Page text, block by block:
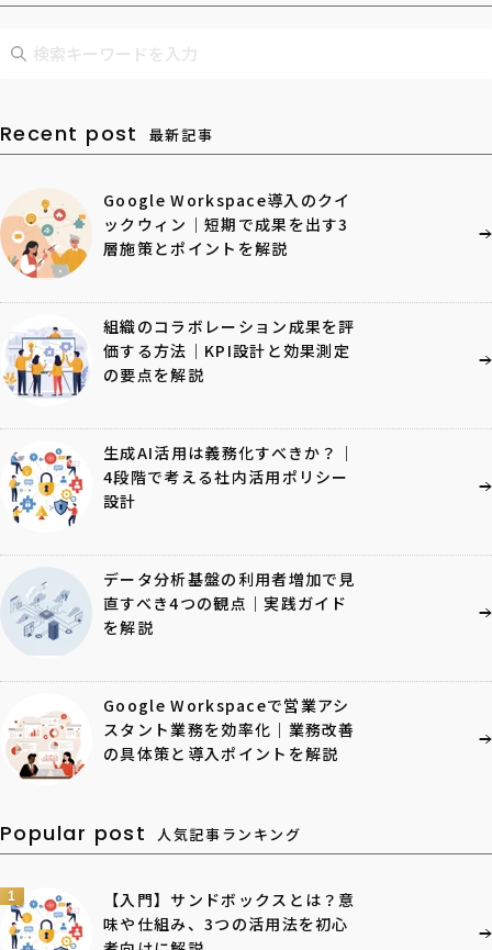
Recent post 最新記事
Google Workspace導入のクイ
ックウィン｜短期で成果を出す3
層施策とポイントを解説
組織のコラボレーション成果を評
価する方法｜KPI設計と効果測定
の要点を解説
生成AI活用は義務化すべきか？｜
4段階で考える社内活用ポリシー
設計
データ分析基盤の利用者増加で見
直すべき4つの観点｜実践ガイド
を解説
Google Workspaceで営業アシ
スタント業務を効率化｜業務改善
の具体策と導入ポイントを解説
Popular post 人気記事ランキング
1
【入門】サンドボックスとは？意
味や仕組み、3つの活用法を初心